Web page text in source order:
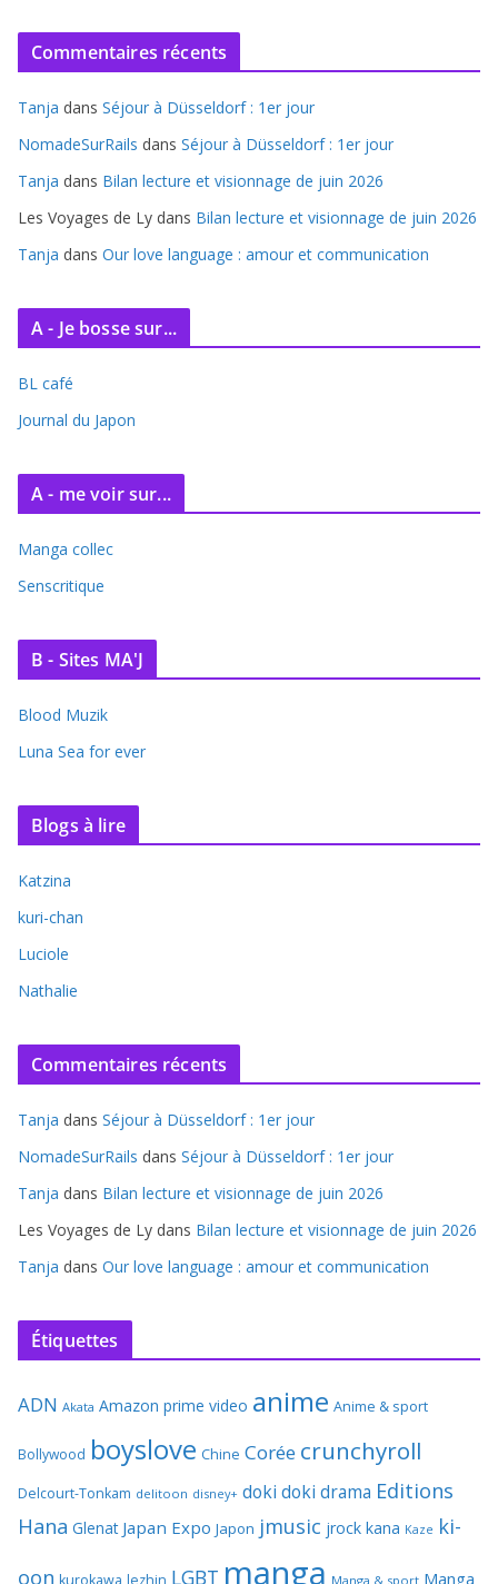
c
v
e
Commentaires récents
Tanja dans Séjour à Düsseldorf : 1er jour
NomadeSurRails dans Séjour à Düsseldorf : 1er jour
Tanja dans Bilan lecture et visionnage de juin 2026
Les Voyages de Ly dans Bilan lecture et visionnage de juin 2026
Tanja dans Our love language : amour et communication
A - Je bosse sur...
BL café
Journal du Japon
A - me voir sur...
Manga collec
Senscritique
B - Sites MA'J
Blood Muzik
Luna Sea for ever
Blogs à lire
Katzina
kuri-chan
Luciole
Nathalie
Commentaires récents
Tanja dans Séjour à Düsseldorf : 1er jour
NomadeSurRails dans Séjour à Düsseldorf : 1er jour
Tanja dans Bilan lecture et visionnage de juin 2026
Les Voyages de Ly dans Bilan lecture et visionnage de juin 2026
Tanja dans Our love language : amour et communication
Étiquettes
ADN Akata Amazon prime video anime Anime & sport
Bollywood boyslove Chine Corée crunchyroll
Delcourt-Tonkam delitoon disney+ doki doki drama Editions
Hana Glenat Japan Expo Japon jmusic jrock kana Kaze ki-
oon kurokawa lezhin LGBT manga Manga & sport Manga